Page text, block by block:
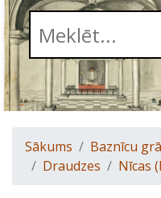
Sākums Baznīcu
Draudzes
Nīcas